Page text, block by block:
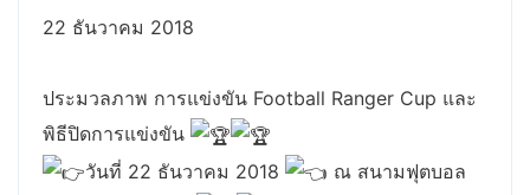
22 ธันวาคม 2018
ประมวลภาพ การแข่งขัน Football Ranger Cup และ
พิธีปิดการแข่งขัน
วันที่ 22 ธันวาคม 2018
ณ สนามฟุตบอล